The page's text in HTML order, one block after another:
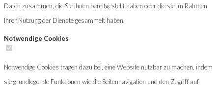
Daten zusammen, die Sie ihnen bereitgestellt haben oder die sie im Rahmen
Ihrer Nutzung der Dienste gesammelt haben.
Notwendige Cookies
Notwendige Cookies tragen dazu bei, eine Website nutzbar zu machen, indem
sie grundlegende Funktionen wie die Seitennavigation und den Zugriff auf